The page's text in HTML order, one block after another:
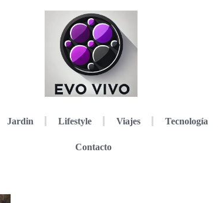
Jardin Lifestyle Viajes Tecnología
Contacto